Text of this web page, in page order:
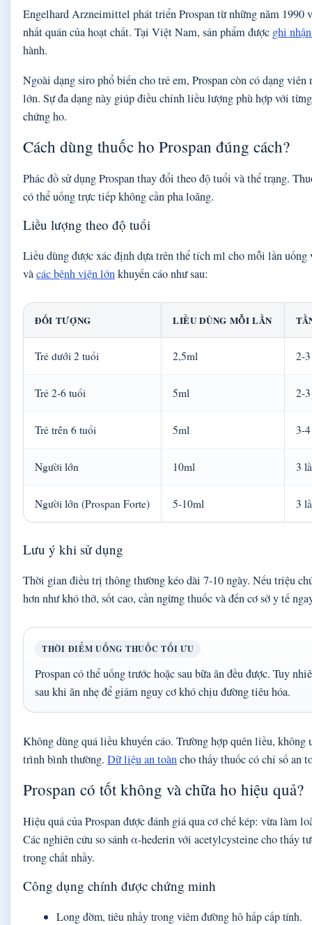
Engelhard Arzneimittel phát triển Prospan từ những năm 1990
nhất quán của hoạt chất. Tại Việt Nam, sản phẩm được ghi
hành.
Ngoài dạng siro phổ biến cho trẻ em, Prospan còn có dạng
lớn. Sự đa dạng này giúp điều chỉnh liều lượng phù hợp với
chứng ho.
Cách dùng thuốc ho Prospan đúng cách?
Phác đồ sử dụng Prospan thay đổi theo độ tuổi và thể trạng.
có thể uống trực tiếp không cần pha loãng.
Liều lượng theo độ tuổi
Liều dùng được xác định dựa trên thể tích ml cho mỗi lần uống
vàcác bệnh viện lớnkhuyến cáo như sau:
ĐỐI TƯỢNG LIỀU DÙNG MỖI LẦN
Trẻ dưới 2 tuổi 2,5ml 2-
Trẻ 2-6 tuổi 5ml 2-
Trẻ trên 6 tuổi 5ml 3-
Người lớn 10ml 3
Người lớn (Prospan Forte) 5-10ml 3
Lưu ý khi sử dụng
Thời gian điều trị thông thường kéo dài 7-10 ngày. Nếu triệu
hơn như khó thở, sốt cao, cần ngừng thuốc và đến cơ sở y tế
THỜI ĐIỂM UỐNG THUỐC TỐI ƯU
Prospan có thể uống trước hoặc sau bữa ăn đều được. Tuy
sau khi ăn nhẹ để giảm nguy cơ khó chịu đường tiêu hóa.
Không dùng quá liều khuyến cáo. Trường hợp quên liều,
trình bình thường. Dữ liệu an toàncho thấy thuốc có chỉ số an
Prospan có tốt không và chữa ho hiệu quả?
Hiệu quả của Prospan được đánh giá qua cơ chế kép: vừa làm
Các nghiên cứu so sánh α-hederin với acetylcysteine cho thấy
trong chất nhầy.
Công dụng chính được chứng minh
Long đờm, tiêu nhầy trong viêm đường hô hấp cấp tính.